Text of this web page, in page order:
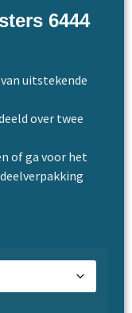
6444
uitstekende
over twee
of ga voor het